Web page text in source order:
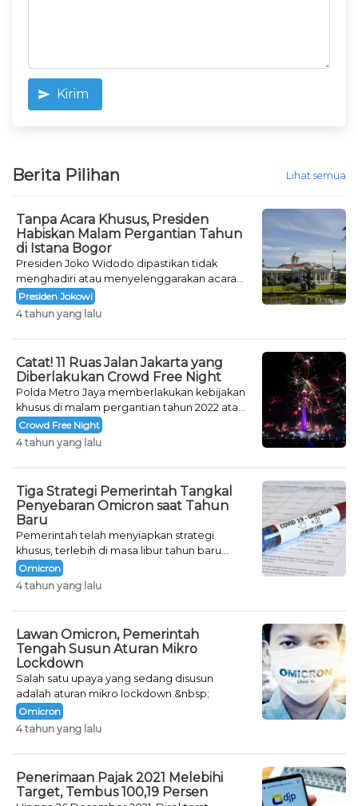
Kirim
Berita Pilihan Lihat semua
Tanpa Acara Khusus, Presiden
Habiskan Malam Pergantian Tahun
di Istana Bogor
Presiden Joko Widodo dipastikan tidak
menghadiri atau menyelenggarakan acara
khusus untuk mengisi malam pergantian
tahun.
Presiden Jokowi
4 tahun yang lalu
Catat! 11 Ruas Jalan Jakarta yang
Diberlakukan Crowd Free Night
Polda Metro Jaya memberlakukan kebijakan
khusus di malam pergantian tahun 2022 atau
Crowd Free Night selama dua hari.
Crowd Free Night
4 tahun yang lalu
Tiga Strategi Pemerintah Tangkal
Penyebaran Omicron saat Tahun
Baru
Pemerintah telah menyiapkan strategi
khusus, terlebih di masa libur tahun baru
seperti saat ini.
Omicron
4 tahun yang lalu
Lawan Omicron, Pemerintah
Tengah Susun Aturan Mikro
Lockdown
Salah satu upaya yang sedang disusun
adalah aturan mikro lockdown.&nbsp;
Omicron
4 tahun yang lalu
Penerimaan Pajak 2021 Melebihi
Target, Tembus 100,19 Persen